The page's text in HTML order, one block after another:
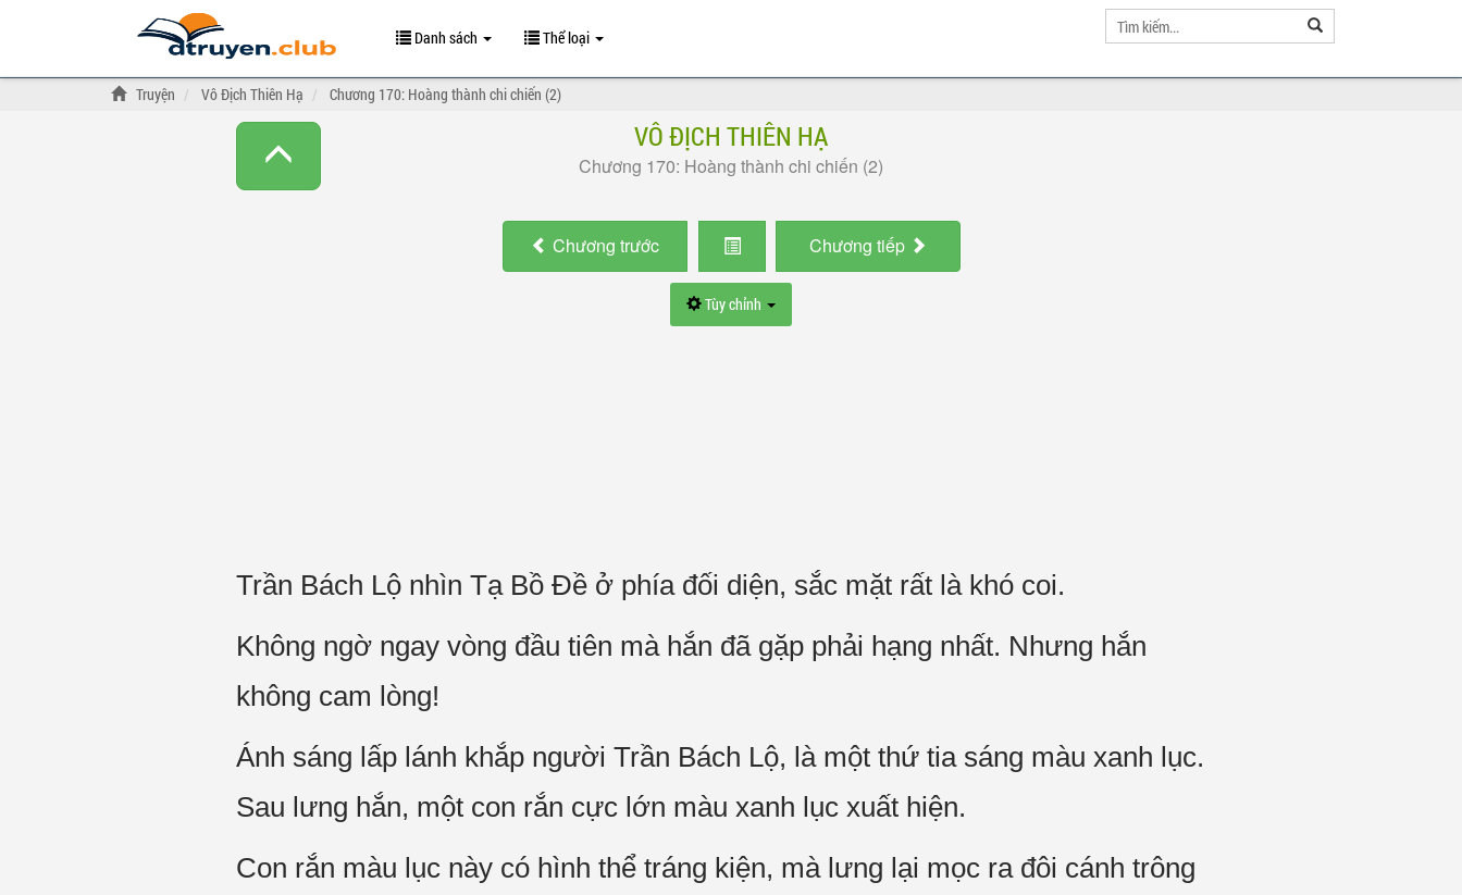
Danh sách Thể loại
Truyện Vô Địch Thiên Hạ Chương 170: Hoàng thành chi chiến (2)
VÔ ĐỊCH THIÊN HẠ
Chương 170: Hoàng thành chi chiến (2)
Chương trước Chương tiếp
Tùy chỉnh
Trần Bách Lộ nhìn Tạ Bồ Đề ở phía đối diện, sắc mặt rất là khó coi.
Không ngờ ngay vòng đầu tiên mà hắn đã gặp phải hạng nhất. Nhưng hắn
không cam lòng!
Ánh sáng lấp lánh khắp người Trần Bách Lộ, là một thứ tia sáng màu xanh lục.
Sau lưng hắn, một con rắn cực lớn màu xanh lục xuất hiện.
Con rắn màu lục này có hình thể tráng kiện, mà lưng lại mọc ra đôi cánh trông